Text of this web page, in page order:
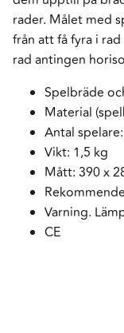
rader. Målet med
från att få fyra i
rad antingen
Spelbräde
Material
Antal
Vikt: 1,5 kg
Mått: 390 x
Varning.
CE